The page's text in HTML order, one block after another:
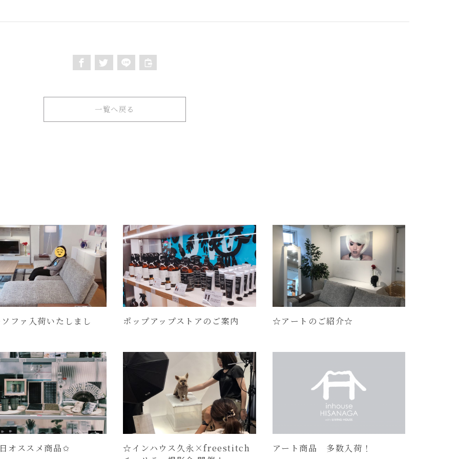
一覧へ戻る
ファ入荷いたしまし ポップアップストアのご案内 ☆アートのご紹介☆
オススメ商品✩
☆インハウス久永×freestitch
アート商品 多数入荷！